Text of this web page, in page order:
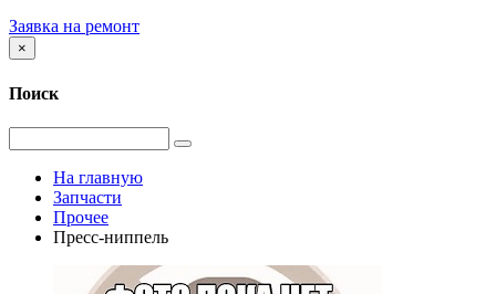
Заявка на ремонт
×
Поиск
На главную
Запчасти
Прочее
Пресс-ниппель